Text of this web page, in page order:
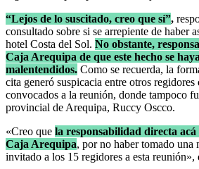
“Lejos de lo suscitado, creo que sí”,
consultado sobre si se arrepiente de haber
hotel Costa del Sol. No obstante,
Caja Arequipa de que este hecho se
malentendidos. Como se recuerda, la
cita generó suspicacia entre otros
convocados a la reunión, donde tampoco
provincial de Arequipa, Ruccy Oscco.
«Creo que la responsabilidad directa
Caja Arequipa, por no haber tomado una
invitado a los 15 regidores a esta